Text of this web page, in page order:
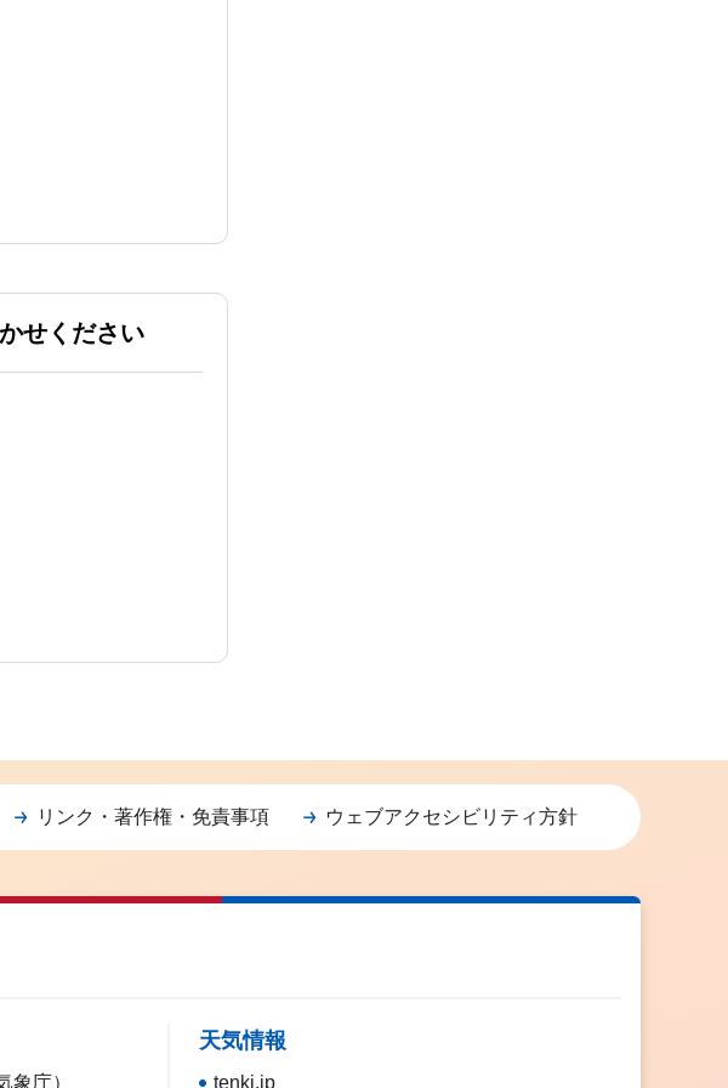
せください
リンク・著作権・免責事項 ウェブアクセシビリティ方針
象庁）
天気情報
tenki.jp